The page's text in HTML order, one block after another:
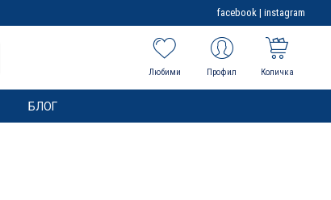
facebook | instagram
Любими Профил Количка
БЛОГ